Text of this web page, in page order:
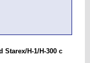
H-1/H-300 с